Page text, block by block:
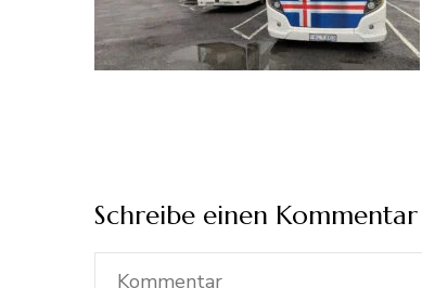
Schreibe einen Kommentar